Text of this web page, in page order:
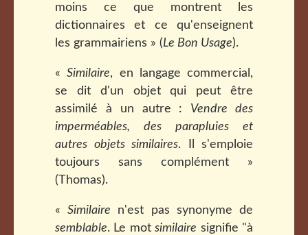
moins ce que montrent les
dictionnaires et ce qu'enseignent
les grammairiens » (Le Bon Usage).
«Similaire, en langage commercial,
se dit d'un objet qui peut être
assimilé à un autre : Vendre des
imperméables, des parapluies et
autres objets similaires. Il s'emploie
toujours sans complément »
(Thomas).
«Similaire n'est pas synonyme de
semblable. Le motsimilaire signifie "à